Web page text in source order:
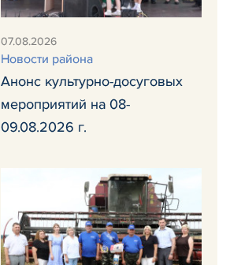
07.08.2026
Новости района
Анонс культурно-досуговых
мероприятий на 08-
09.08.2026 г.